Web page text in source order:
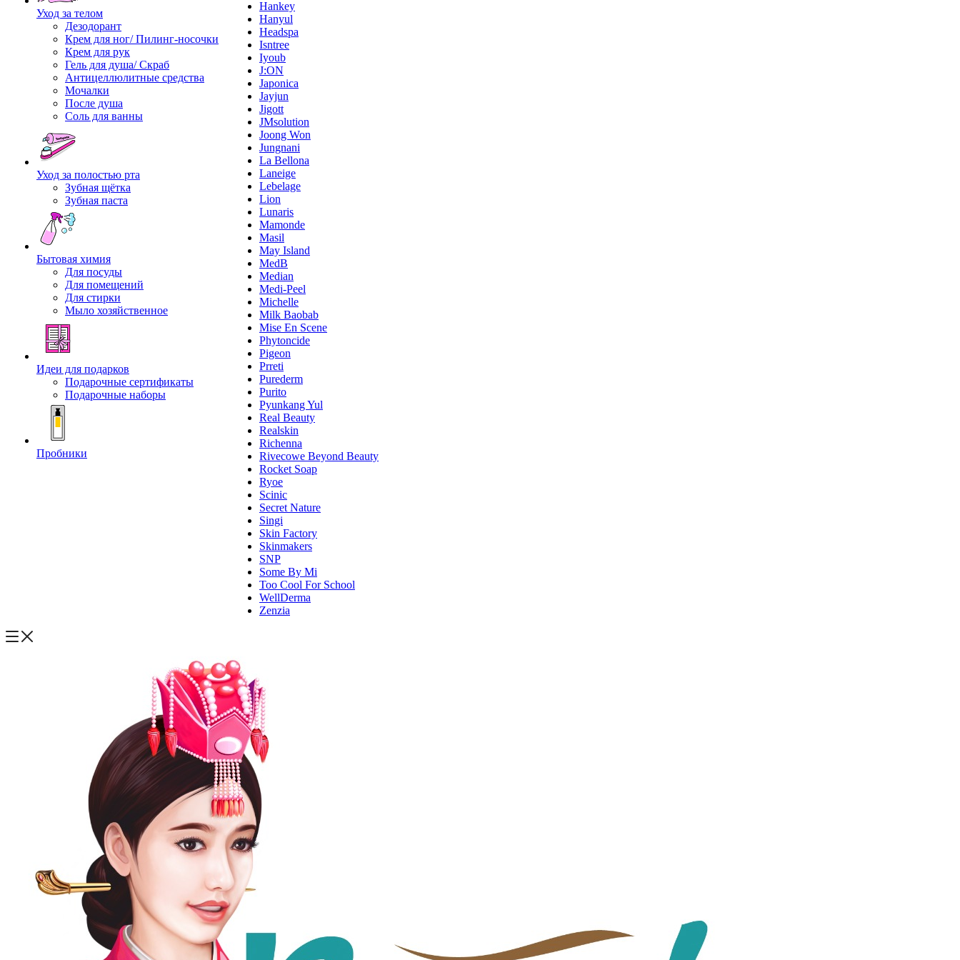
Уход за телом
Дезодорант
Крем для ног/ Пилинг-носочки
Крем для рук
Гель для душа/ Скраб
Антицеллюлитные средства
Мочалки
После душа
Соль для ванны
Уход за полостью рта
Зубная щётка
Зубная паста
Бытовая химия
Для посуды
Для помещений
Для стирки
Мыло хозяйственное
Идеи для подарков
Подарочные сертификаты
Подарочные наборы
Пробники
Hankey
Hanyul
Headspa
Isntree
Iyoub
J:ON
Japonica
Jayjun
Jigott
JMsolution
Joong Won
Jungnani
La Bellona
Laneige
Lebelage
Lion
Lunaris
Mamonde
Masil
May Island
MedB
Median
Medi-Peel
Michelle
Milk Baobab
Mise En Scene
Phytoncide
Pigeon
Prreti
Purederm
Purito
Pyunkang Yul
Real Beauty
Realskin
Richenna
Rivecowe Beyond Beauty
Rocket Soap
Ryoe
Scinic
Secret Nature
Singi
Skin Factory
Skinmakers
SNP
Some By Mi
Too Cool For School
WellDerma
Zenzia